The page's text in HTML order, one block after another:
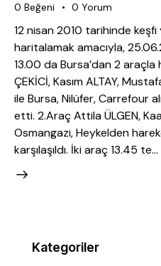
0 Beğeni 0 Yorum
12 nisan 2010 tarihinde keşfi
haritalamak amacıyla,
13.00 da Bursa’dan 2
ÇEKİCİ, Kasım ALTAY,
ile Bursa, Nilüfer, Carrefour
etti. 2.Araç Attila ÜLGEN,
Osmangazi, Heykelden
karşılaşıldı. İki araç 13.45 te…
Kategoriler